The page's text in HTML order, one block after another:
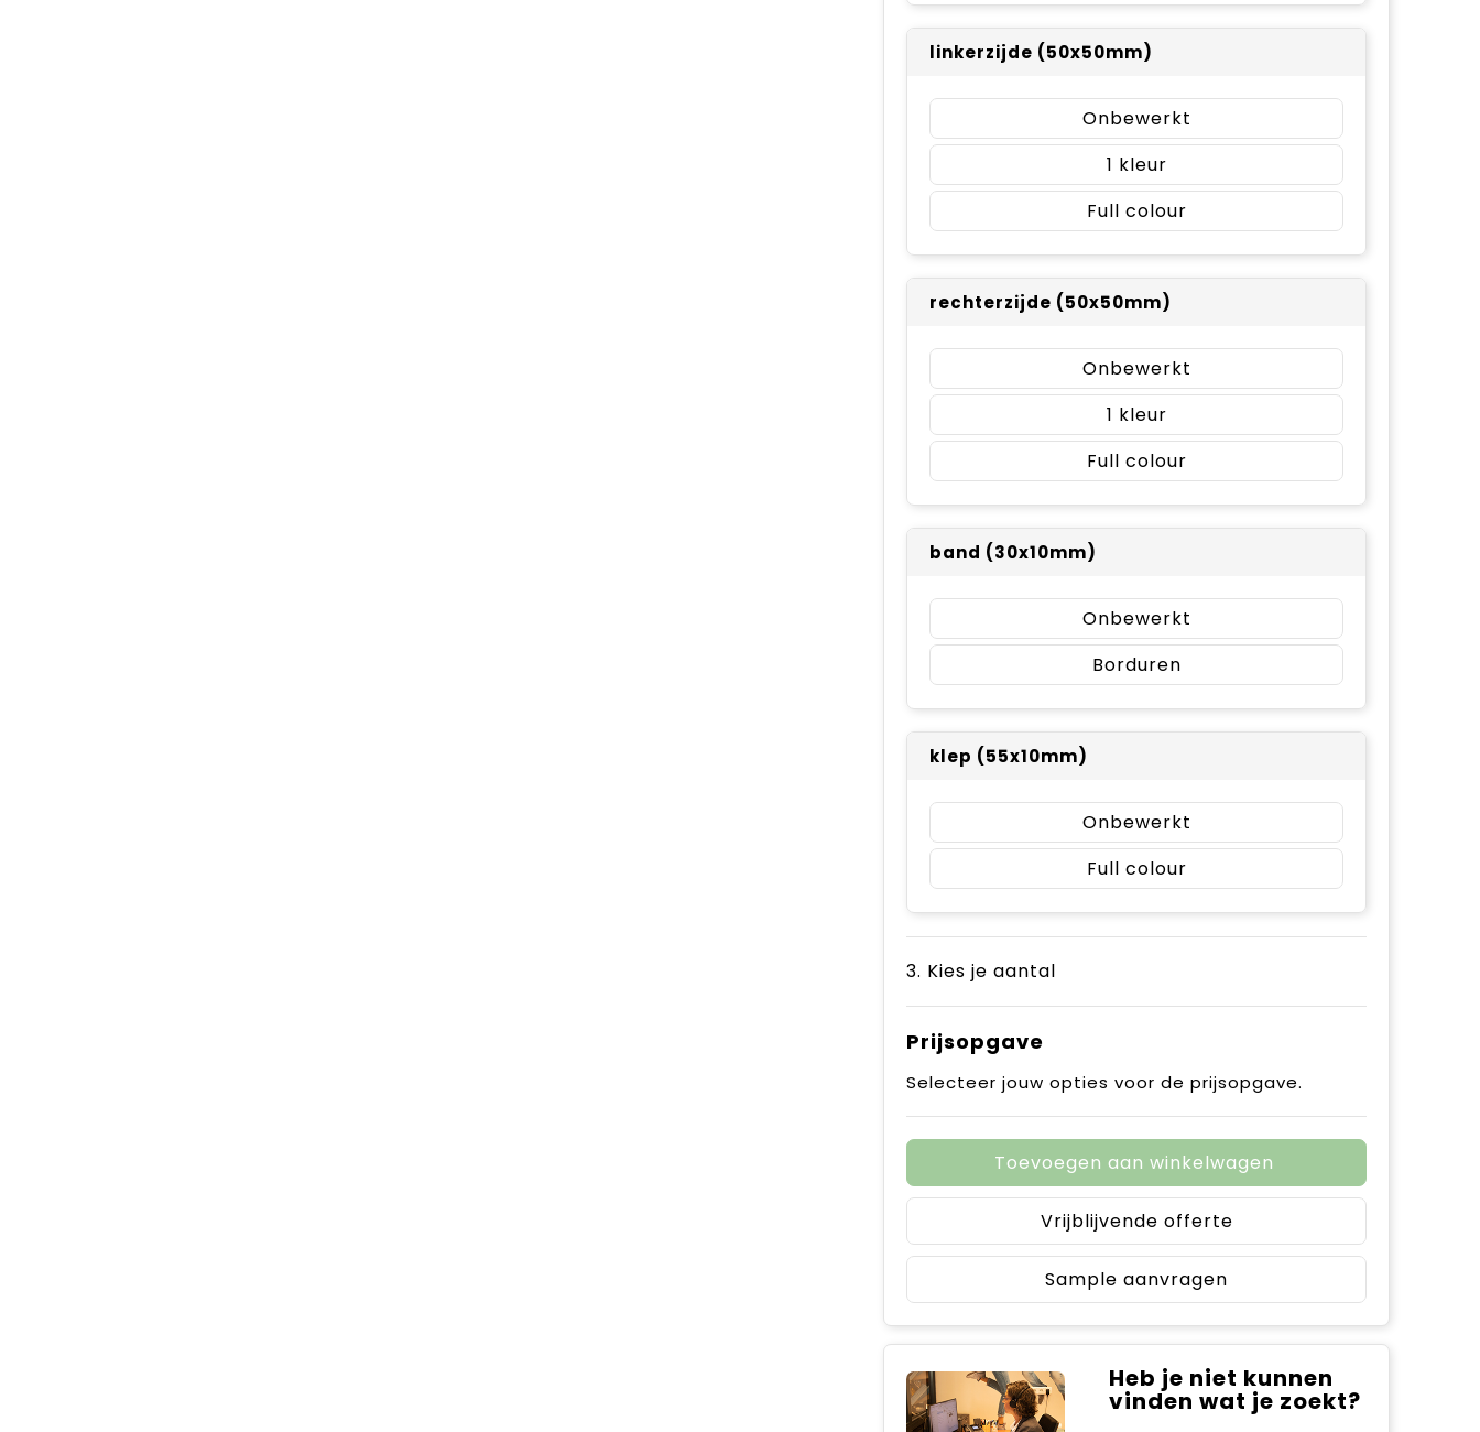
linkerzijde (50x50mm)
Onbewerkt
1
Full colour
rechterzijde (50x50mm)
Onbewerkt
1
Full colour
band (30x10mm)
Onbewerkt
Borduren
klep (55x10mm)
Onbewerkt
Full colour
3. Kies je aantal
Prijsopgave
Selecteer jouw opties voor de prijsopgave.
Toevoegen aan winkelwagen
Vrijblijvende offerte
Sample aanvragen
Heb je niet kunnen
vinden wat je zoekt?